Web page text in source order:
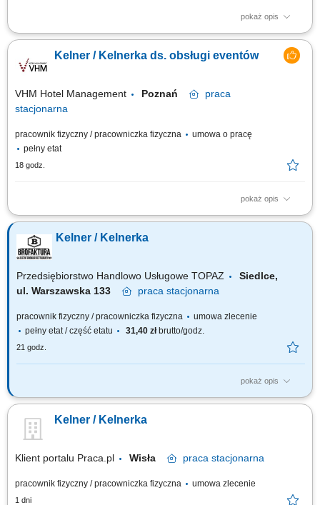
pokaż opis
Obsługa gości w barze oraz profesjonalne doradztwo w wyborze
napojów; Przygotowywanie koktajli i napojów zgodnie z obowiązującymi
recepturami; Dbanie o porządek, czystość oraz właściwy asortyment na
stanowisku pracy; Współpraca z zespołem kelnerskim i personelem
Kelner / Kelnerka ds. obsługi eventów
VHM Hotel Management Poznań
praca
stacjonarna
pracownik fizyczny / pracowniczka fizyczna
umowa o pracę
pełny etat
18 godz.
pokaż opis
Twoja misja kompleksowa obsługa gości podczas konferencji, bankietów
zgodnie z wytycznymi dotyczącymi danego wydarzenia, serwis dań i
napojów zgodnie z obowiązującymi standardami obsługi, dbałość o
Kelner / Kelnerka
Przedsiębiorstwo Handlowo Usługowe TOPAZ
Siedlce,
ul. Warszawska 133
praca stacjonarna
pracownik fizyczny / pracowniczka fizyczna
umowa zlecenie
pełny etat / część etatu
31,40 złbrutto/godz.
21 godz.
pokaż opis
Twoje główne zadania: obsługa Gości i serwowanie potraw zgodnie z
proponowanie dodatkowych potraw/napoi; stała współpraca z zespołem
kuchni, baru itd. dbałość o czystość i porządek w miejscu pracy; obsługa
Kelner / Kelnerka
Klient portalu Praca.pl Wisła praca stacjonarna
pracownik fizyczny / pracowniczka fizyczna umowa zlecenie
1 dni